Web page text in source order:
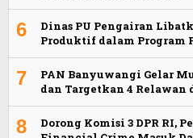
6
Dinas PU Pengairan
Produktif dalam Program
7
PAN Banyuwangi Gelar
dan Targetkan 4
8
Dorong Komisi 3 DPR RI,